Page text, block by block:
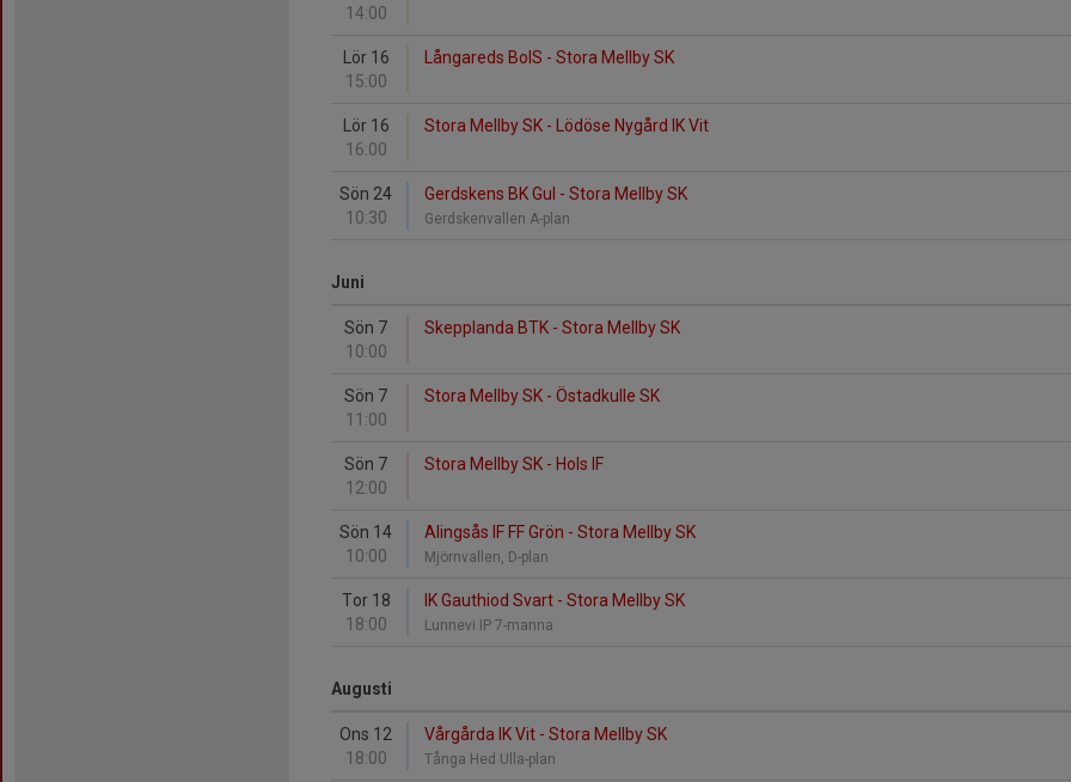
14:00
Lör 16
15:00
Långareds BoIS - Stora Mellby SK
Lör 16
16:00
Stora Mellby SK - Lödöse Nygård IK Vit
Sön 24
10:30
Gerdskens BK Gul - Stora Mellby SK
Gerdskenvallen A-plan
Juni
Sön 7
10:00
Skepplanda BTK - Stora Mellby SK
Sön 7
11:00
Stora Mellby SK - Östadkulle SK
Sön 7
12:00
Stora Mellby SK - Hols IF
Sön 14
10:00
Alingsås IF FF Grön - Stora Mellby SK
Mjörnvallen, D-plan
Tor 18
18:00
IK Gauthiod Svart - Stora Mellby SK
Lunnevi IP 7-manna
Augusti
Ons 12
18:00
Vårgårda IK Vit - Stora Mellby SK
Tånga Hed Ulla-plan